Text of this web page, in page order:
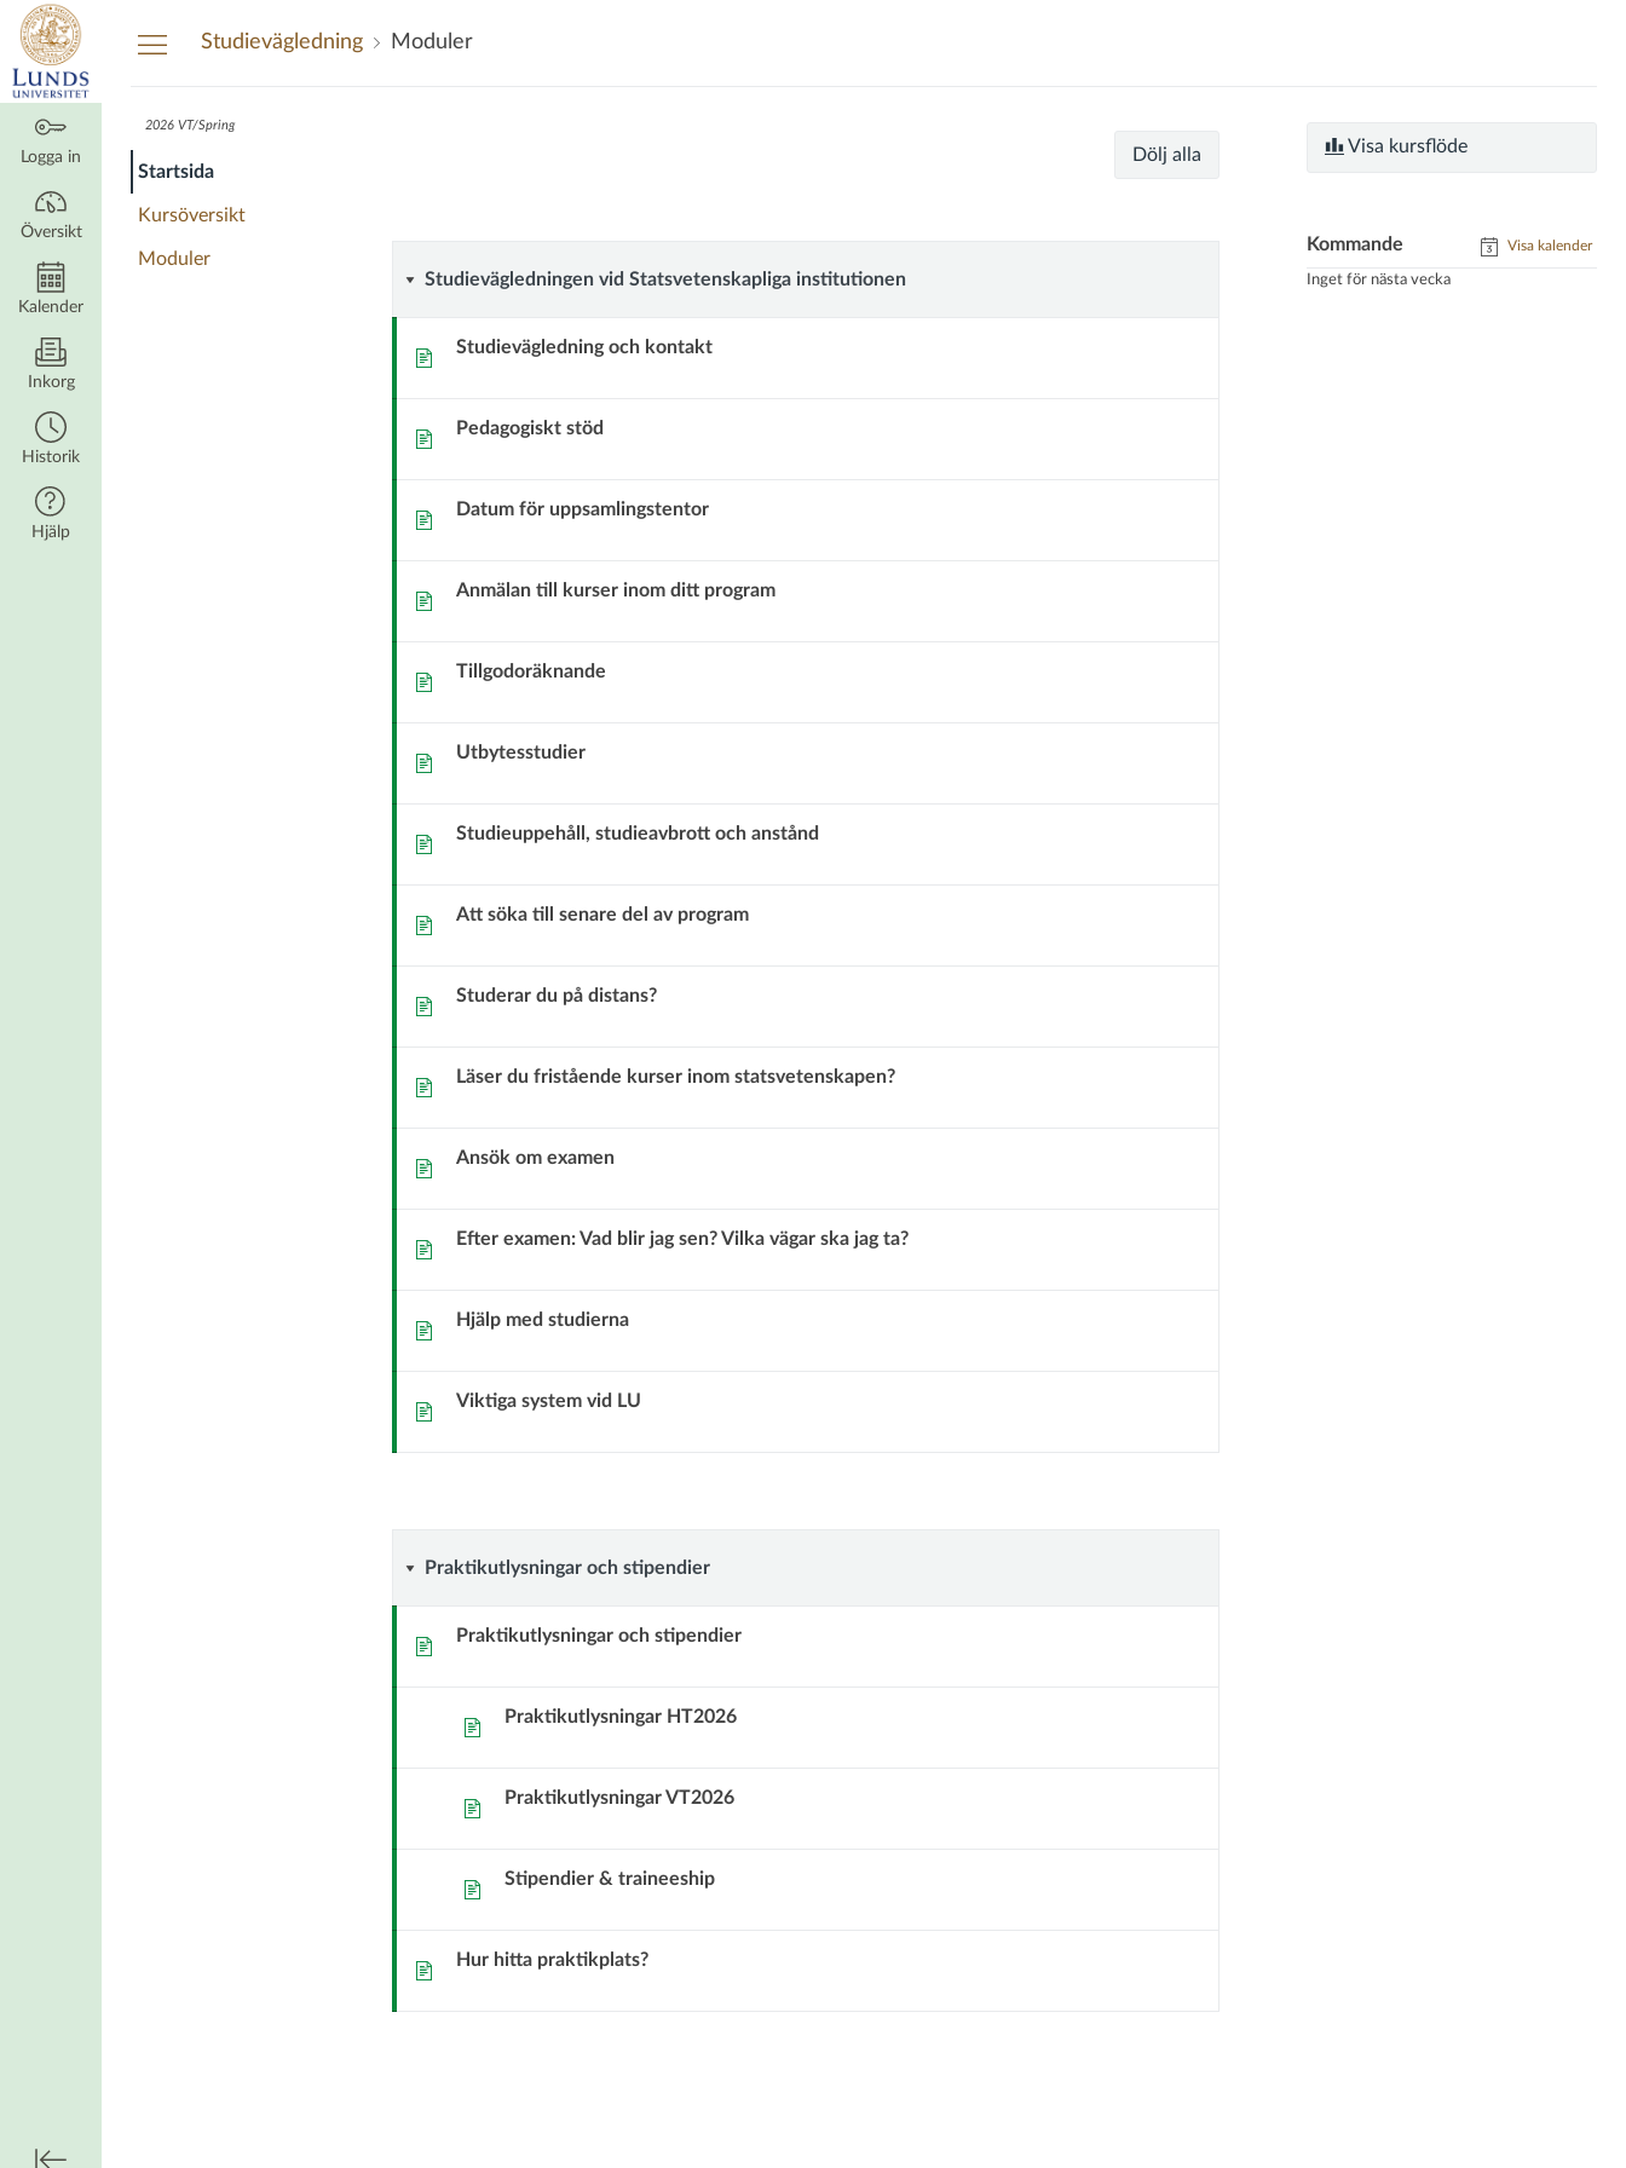
Översikt
Logga in
Översikt
Kalender
Inkorg
Historik
Hjälp
Studievägledning Moduler
2026 VT/Spring
Startsida
Kursöversikt
Moduler
Dölj alla
Studievägledningen
institutionen
Studievägledningen vid Statsvetenskapliga institutionen
Sida Studievägledning och kontakt
Sida Pedagogiskt stöd
Sida Datum för uppsamlingstentor
Sida Anmälan till kurser inom ditt program
Sida Tillgodoräknande
Sida Utbytesstudier
Sida Studieuppehåll, studieavbrott och anstånd
Sida Att söka till senare del av program
Sida Studerar du på distans?
Sida Läser du fristående kurser inom statsvetenskapen?
Sida Ansök om examen
Sida Efter examen: Vad blir jag sen? Vilka vägar ska jag ta?
Sida Hjälp med studierna
Sida Viktiga system vid LU
Praktikutlysningar
Praktikutlysningar och stipendier
Sida Praktikutlysningar och stipendier
Sida Praktikutlysningar HT2026
Sida Praktikutlysningar VT2026
Sida Stipendier & traineeship
Sida Hur hitta praktikplats?
Visa kursflöde
Kommande Visa kalender
Inget för nästa vecka